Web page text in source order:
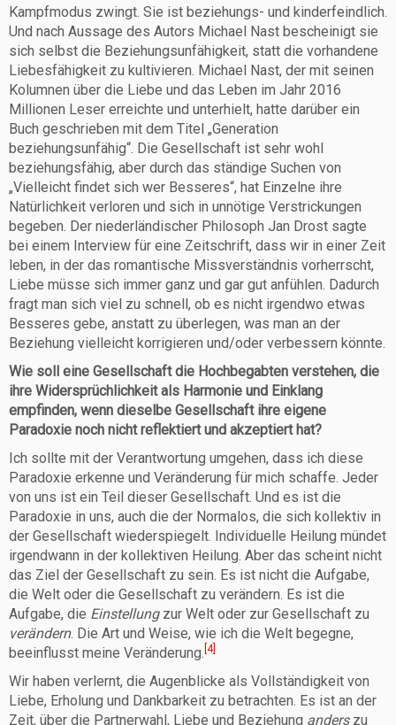
Kampfmodus zwingt. Sie ist beziehungs- und kinderfeindlich.
Und nach Aussage des Autors Michael Nast bescheinigt sie
sich selbst die Beziehungsunfähigkeit, statt die vorhandene
Liebesfähigkeit zu kultivieren. Michael Nast, der mit seinen
Kolumnen über die Liebe und das Leben im Jahr 2016
Millionen Leser erreichte und unterhielt, hatte darüber ein
Buch geschrieben mit dem Titel „Generation
beziehungsunfähig“. Die Gesellschaft ist sehr wohl
beziehungsfähig, aber durch das ständige Suchen von
„Vielleicht findet sich wer Besseres“, hat Einzelne ihre
Natürlichkeit verloren und sich in unnötige Verstrickungen
begeben. Der niederländischer Philosoph Jan Drost sagte
bei einem Interview für eine Zeitschrift, dass wir in einer Zeit
leben, in der das romantische Missverständnis vorherrscht,
Liebe müsse sich immer ganz und gar gut anfühlen. Dadurch
fragt man sich viel zu schnell, ob es nicht irgendwo etwas
Besseres gebe, anstatt zu überlegen, was man an der
Beziehung vielleicht korrigieren und/oder verbessern könnte.
Wie soll eine Gesellschaft die Hochbegabten verstehen, die
ihre Widersprüchlichkeit als Harmonie und Einklang
empfinden, wenn dieselbe Gesellschaft ihre eigene
Paradoxie noch nicht reflektiert und akzeptiert hat?
Ich sollte mit der Verantwortung umgehen, dass ich diese
Paradoxie erkenne und Veränderung für mich schaffe. Jeder
von uns ist ein Teil dieser Gesellschaft. Und es ist die
Paradoxie in uns, auch die der Normalos, die sich kollektiv in
der Gesellschaft wiederspiegelt. Individuelle Heilung mündet
irgendwann in der kollektiven Heilung. Aber das scheint nicht
das Ziel der Gesellschaft zu sein. Es ist nicht die Aufgabe,
die Welt oder die Gesellschaft zu verändern. Es ist die
Aufgabe, die Einstellungzur Welt oder zur Gesellschaft zu
verändern. Die Art und Weise, wie ich die Welt begegne,
beeinflusst meine Veränderung. [4]
Wir haben verlernt, die Augenblicke als Vollständigkeit von
Liebe, Erholung und Dankbarkeit zu betrachten. Es ist an der
Zeit, über die Partnerwahl, Liebe und Beziehung anderszu